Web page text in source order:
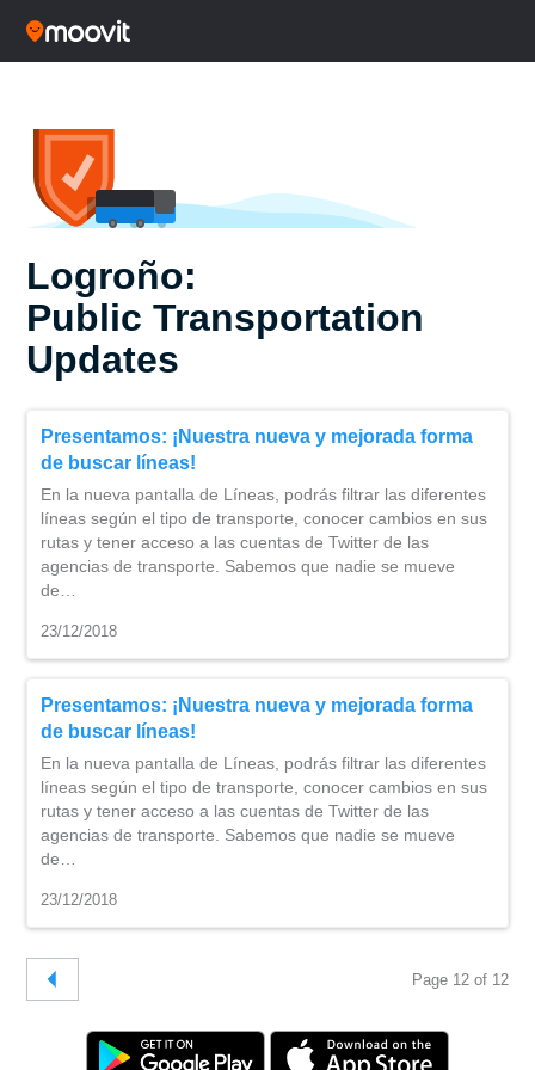
Logroño:
Public Transportation
Updates
Presentamos: ¡Nuestra nueva y mejorada forma
de buscar líneas!
En la nueva pantalla de Líneas, podrás filtrar las diferentes
líneas según el tipo de transporte, conocer cambios en sus
rutas y tener acceso a las cuentas de Twitter de las
agencias de transporte. Sabemos que nadie se mueve
de…
23/12/2018
Presentamos: ¡Nuestra nueva y mejorada forma
de buscar líneas!
En la nueva pantalla de Líneas, podrás filtrar las diferentes
líneas según el tipo de transporte, conocer cambios en sus
rutas y tener acceso a las cuentas de Twitter de las
agencias de transporte. Sabemos que nadie se mueve
de…
23/12/2018
Page 12 of 12